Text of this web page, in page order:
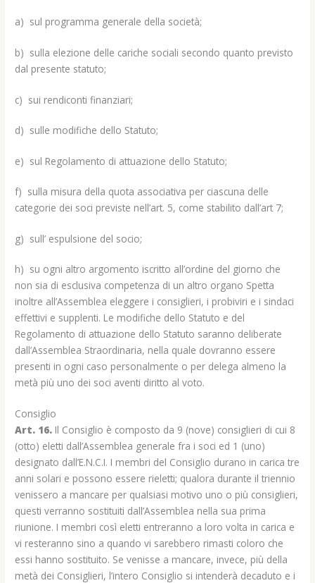
a) sul programma generale della società;
b) sulla elezione delle cariche sociali secondo quanto previsto
dal presente statuto;
c) sui rendiconti finanziari;
d) sulle modifiche dello Statuto;
e) sul Regolamento di attuazione dello Statuto;
f) sulla misura della quota associativa per ciascuna delle
categorie dei soci previste nell’art. 5, come stabilito dall’art 7;
g) sull’ espulsione del socio;
h) su ogni altro argomento iscritto all’ordine del giorno che
non sia di esclusiva competenza di un altro organo Spetta
inoltre all’Assemblea eleggere i consiglieri, i probiviri e i sindaci
effettivi e supplenti. Le modifiche dello Statuto e del
Regolamento di attuazione dello Statuto saranno deliberate
dall’Assemblea Straordinaria, nella quale dovranno essere
presenti in ogni caso personalmente o per delega almeno la
metà più uno dei soci aventi diritto al voto.
Consiglio
Art. 16. Il Consiglio è composto da 9 (nove) consiglieri di cui 8
(otto) eletti dall’Assemblea generale fra i soci ed 1 (uno)
designato dall’E.N.C.I. I membri del Consiglio durano in carica tre
anni solari e possono essere rieletti; qualora durante il triennio
venissero a mancare per qualsiasi motivo uno o più consiglieri,
questi verranno sostituiti dall’Assemblea nella sua prima
riunione. I membri così eletti entreranno a loro volta in carica e
vi resteranno sino a quando vi sarebbero rimasti coloro che
essi hanno sostituito. Se venisse a mancare, invece, più della
metà dei Consiglieri, l’intero Consiglio si intenderà decaduto e i